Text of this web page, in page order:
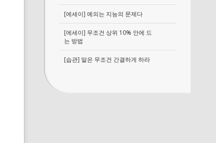
[에세이] 예의는 지능의 문제다
[에세이] 무조건 상위 10% 안에 드
는 방법
[습관] 말은 무조건 간결하게 하라